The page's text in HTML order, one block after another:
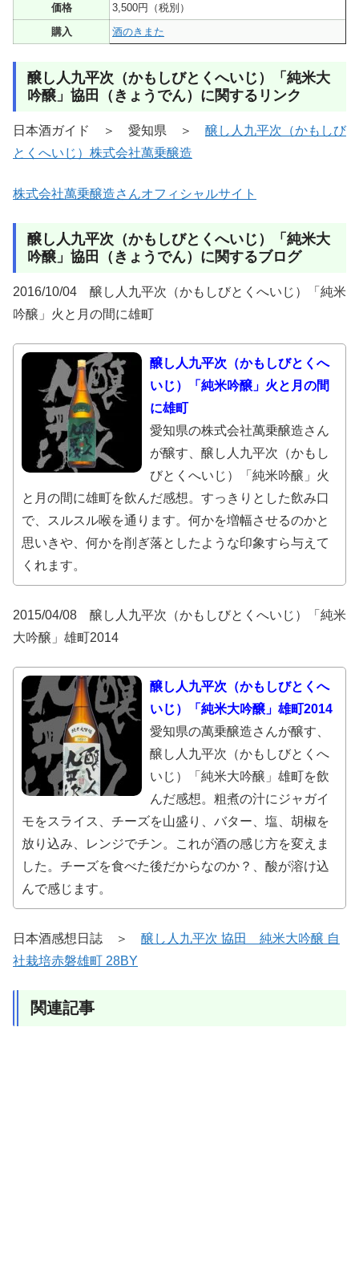
価格
3,500円（税別）
購入
酒のきまた
醸し人九平次（かもしびとくへいじ）「純米大
吟醸」協田（きょうでん）に関するリンク
日本酒ガイド ＞ 愛知県 ＞ 醸し人九平次（かもしび
とくへいじ）株式会社萬乗醸造
株式会社萬乗醸造さんオフィシャルサイト
醸し人九平次（かもしびとくへいじ）「純米大
吟醸」協田（きょうでん）に関するブログ
2016/10/04 醸し人九平次（かもしびとくへいじ）「純米
吟醸」火と月の間に雄町
醸し人九平次（かもしびとくへ
いじ）「純米吟醸」火と月の間
に雄町
愛知県の株式会社萬乗醸造さん
が醸す、醸し人九平次（かもし
びとくへいじ）「純米吟醸」火
と月の間に雄町を飲んだ感想。すっきりとした飲み口
で、スルスル喉を通ります。何かを増幅させるのかと
思いきや、何かを削ぎ落としたような印象すら与えて
くれます。
2015/04/08 醸し人九平次（かもしびとくへいじ）「純米
大吟醸」雄町2014
醸し人九平次（かもしびとくへ
いじ）「純米大吟醸」雄町2014
愛知県の萬乗醸造さんが醸す、
醸し人九平次（かもしびとくへ
いじ）「純米大吟醸」雄町を飲
んだ感想。粗煮の汁にジャガイ
モをスライス、チーズを山盛り、バター、塩、胡椒を
放り込み、レンジでチン。これが酒の感じ方を変えま
した。チーズを食べた後だからなのか？、酸が溶け込
んで感じます。
日本酒感想日誌 ＞ 醸し人九平次 協田 純米大吟醸 自
社栽培赤磐雄町 28BY
関連記事